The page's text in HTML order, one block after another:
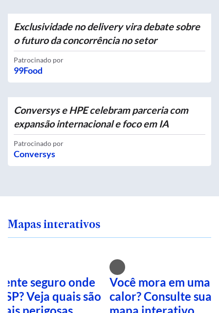
Exclusividade no delivery vira debate sobre
o futuro da concorrência no setor
Patrocinado por
99Food
Conversys e HPE celebram parceria com
expansão internacional e foco em IA
Patrocinado por
Conversys
Mapas interativos
seguro onde
SP? Veja quais são
Você mora em uma
calor? Consulte sua